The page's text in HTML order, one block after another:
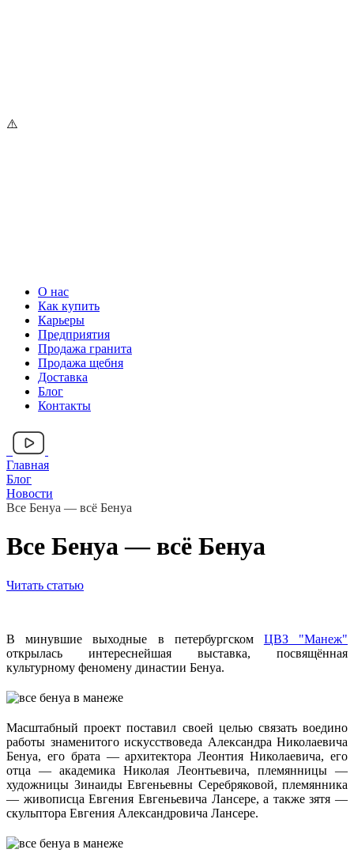
О нас
Как купить
Карьеры
Предприятия
Продажа гранита
Продажа щебня
Доставка
Блог
Контакты
Главная
Блог
Новости
Все Бенуа — всё Бенуа
Все Бенуа — всё Бенуа
Читать статью
В минувшие выходные в петербургском ЦВЗ "Манеж"
открылась интереснейшая выставка, посвящённая
культурному феномену династии Бенуа.
Масштабный проект поставил своей целью связать воедино
работы знаменитого искусствоведа Александра Николаевича
Бенуа, его брата — архитектора Леонтия Николаевича, его
отца — академика Николая Леонтьевича, племянницы —
художницы Зинаиды Евгеньевны Серебряковой, племянника
— живописца Евгения Евгеньевича Лансере, а также зятя —
скульптора Евгения Александровича Лансере.